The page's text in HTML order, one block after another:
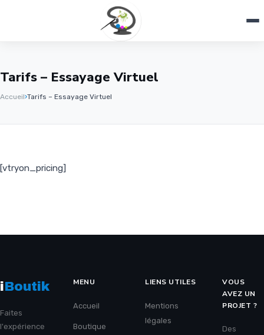
Tarifs – Essayage Virtuel
Accueil›Tarifs – Essayage Virtuel
[vtryon_pricing]
iBoutik
Faites
l'expérience
MENU
Accueil
Boutique
LIENS UTILES
Mentions
légales
VOUS
AVEZ UN
PROJET ?
Des